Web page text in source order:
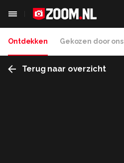
Ontdekken Gekozen door ons
Terug naar overzicht